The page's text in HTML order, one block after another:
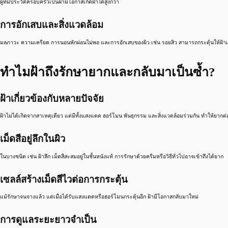
ผู้ที่มีประวัติครอบครัวเป็นฝ้ามีโอกาสเกิดฝ้าได้สูงกว่า
การอักเสบและสิ่งแวดล้อม
มลภาวะ ความเครียด การนอนพักผ่อนไม่พอ และการอักเสบของผิว เช่น รอยสิว สามารถกระตุ้นให้ฝ้
ทำไมฝ้าถึงรักษายากและกลับมาเป็นซ้ำ?
ฝ้าเกี่ยวข้องกับหลายปัจจัย
ฝ้าไม่ได้เกิดจากสาเหตุเดียว แต่มีทั้งแสงแดด ฮอร์โมน พันธุกรรม และสิ่งแวดล้อมร่วมกัน ทำให้ยาก
เม็ดสีอยู่ลึกในผิว
ในบางชนิด เช่น ฝ้าลึก เม็ดสีสะสมอยู่ในชั้นหนังแท้ การรักษาด้วยครีมหรือวิธีทั่วไปอาจเข้าถึงได้ยาก
เซลล์สร้างเม็ดสีไวต่อการกระตุ้น
แม้รักษาจนจางแล้ว แต่เมื่อได้รับแสงแดดหรือฮอร์โมนกระตุ้นอีก ฝ้ามีโอกาสกลับมาใหม่
การดูแลระยะยาวจำเป็น